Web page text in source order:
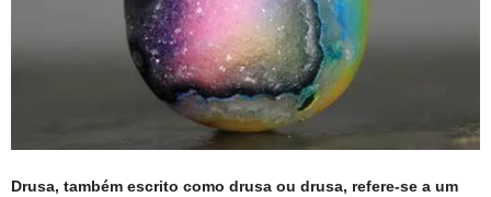
Drusa, também escrito como drusa ou drusa, refere-se a um